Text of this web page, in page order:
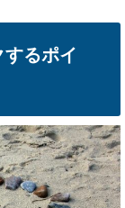
るポイ